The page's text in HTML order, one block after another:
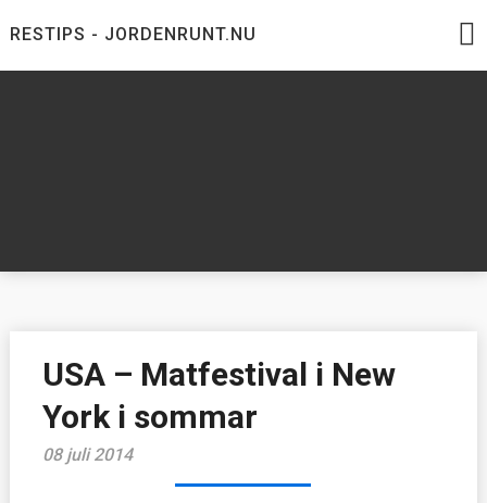
toRESTIPS - JORDENRUNT.NU
USA – Matfestival i New
York i sommar
08 juli 2014